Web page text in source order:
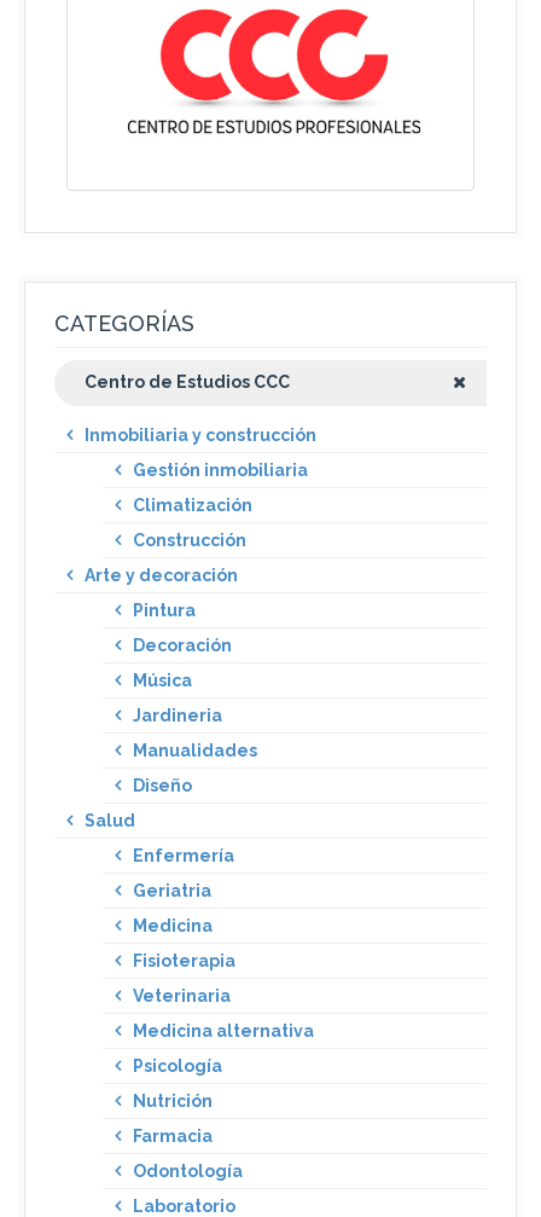
CATEGORÍAS
Centro de Estudios CCC
Inmobiliaria y construcción
Gestión inmobiliaria
Climatización
Construcción
Arte y decoración
Pintura
Decoración
Música
Jardineria
Manualidades
Diseño
Salud
Enfermería
Geriatria
Medicina
Fisioterapia
Veterinaria
Medicina alternativa
Psicología
Nutrición
Farmacia
Odontología
Laboratorio